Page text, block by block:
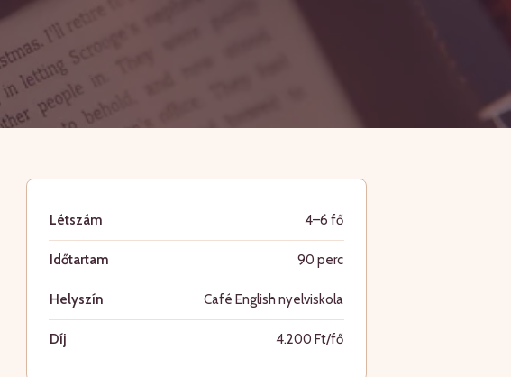
Létszám 4–6 fő
Időtartam 90 perc
Helyszín Café English nyelviskola
Díj 4.200 Ft/fő